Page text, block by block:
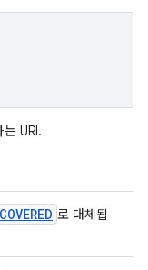
URI.
로 대체됩